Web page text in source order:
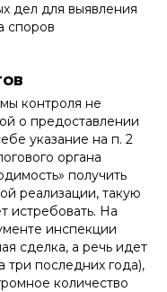
дел для выявления
споров
контроля не
о предоставлении
указание на п. 2
органа
получить
реализации, такую
истребовать. На
инспекции
сделка, а речь идет
три последних года),
количество